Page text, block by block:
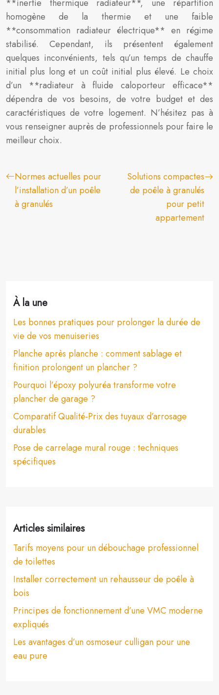
**inertie thermique radiateur**, une répartition
homogène de la thermie et une faible
**consommation radiateur électrique** en régime
stabilisé. Cependant, ils présentent également
quelques inconvénients, tels qu’un temps de chauffe
initial plus long et un coût initial plus élevé. Le choix
d’un **radiateur à fluide caloporteur efficace**
dépendra de vos besoins, de votre budget et des
caractéristiques de votre logement. N’hésitez pas à
vous renseigner auprès de professionnels pour faire le
meilleur choix.
Normes actuelles pour
l’installation d’un poêle
à granulés
Solutions compactes
de poêle à granulés
pour petit
appartement
À la une
Les bonnes pratiques pour prolonger la durée de
vie de vos menuiseries
Planche après planche : comment sablage et
finition prolongent un plancher ?
Pourquoi l’époxy polyuréa transforme votre
plancher de garage ?
Comparatif Qualité-Prix des tuyaux d’arrosage
durables
Pose de carrelage mural rouge : techniques
spécifiques
Articles similaires
Tarifs moyens pour un débouchage professionnel
de toilettes
Installer correctement un rehausseur de poêle à
bois
Principes de fonctionnement d’une VMC moderne
expliqués
Les avantages d’un osmoseur culligan pour une
eau pure